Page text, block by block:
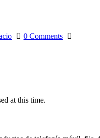
0 Comments
at this time.